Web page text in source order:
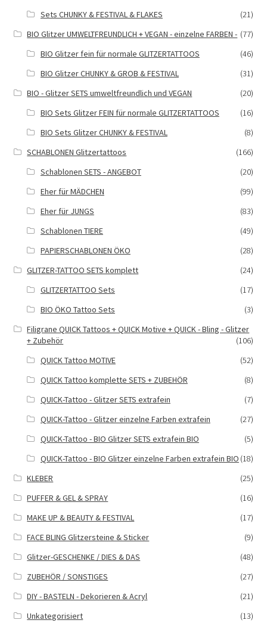
Sets CHUNKY & FESTIVAL & FLAKES
(21)
BIO Glitzer UMWELTFREUNDLICH + VEGAN - einzelne FARBEN - (77)
BIO Glitzer fein für normale GLITZERTATTOOS
(46)
BIO Glitzer CHUNKY & GROB & FESTIVAL
(31)
BIO - Glitzer SETS umweltfreundlich und VEGAN
(20)
BIO Sets Glitzer FEIN für normale GLITZERTATTOOS
(16)
BIO Sets Glitzer CHUNKY & FESTIVAL
(8)
SCHABLONEN Glitzertattoos
(166)
Schablonen SETS - ANGEBOT
(20)
Eher für MÄDCHEN
(99)
Eher für JUNGS
(83)
Schablonen TIERE
(49)
PAPIERSCHABLONEN ÖKO
(28)
GLITZER-TATTOO SETS komplett
(24)
GLITZERTATTOO Sets
(17)
BIO ÖKO Tattoo Sets
(3)
Filigrane QUICK Tattoos + QUICK Motive + QUICK - Bling - Glitzer
+ Zubehör
(106)
QUICK Tattoo MOTIVE
(52)
QUICK Tattoo komplette SETS + ZUBEHÖR
(8)
QUICK-Tattoo - Glitzer SETS extrafein
(7)
QUICK-Tattoo - Glitzer einzelne Farben extrafein
(27)
QUICK-Tattoo - BIO Glitzer SETS extrafein BIO
(5)
QUICK-Tattoo - BIO Glitzer einzelne Farben extrafein BIO (18)
KLEBER
(25)
PUFFER & GEL & SPRAY
(16)
MAKE UP & BEAUTY & FESTIVAL
(17)
FACE BLING Glitzersteine & Sticker
(9)
Glitzer-GESCHENKE / DIES & DAS
(48)
ZUBEHÖR / SONSTIGES
(27)
DIY - BASTELN - Dekorieren & Acryl
(21)
Unkategorisiert
(13)